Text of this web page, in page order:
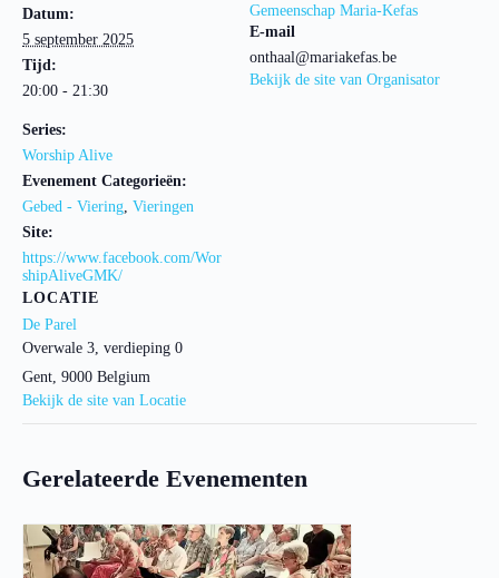
Datum:
5 september 2025
Tijd:
20:00 - 21:30
Series:
Worship Alive
Evenement Categorieën:
Gebed - Viering Vieringen
Site:
https://www.facebook.com/Wor
shipAliveGMK/
LOCATIE
De Parel
Overwale 3, verdieping 0
Gent 9000 Belgium
Bekijk de site van Locatie
Gemeenschap Maria-Kefas
E-mail
onthaal@mariakefas.be
Bekijk de site van Organisator
Gerelateerde Evenementen